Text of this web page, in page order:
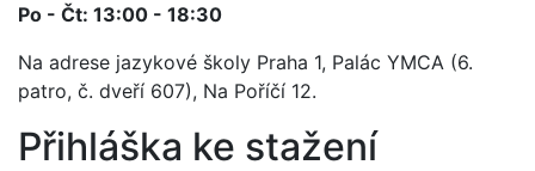
Po - Čt: 13:00 - 18:30
Na adrese jazykové školy Praha 1, Palác YMCA (6.
patro, č. dveří 607), Na Poříčí 12.
Přihláška ke stažení